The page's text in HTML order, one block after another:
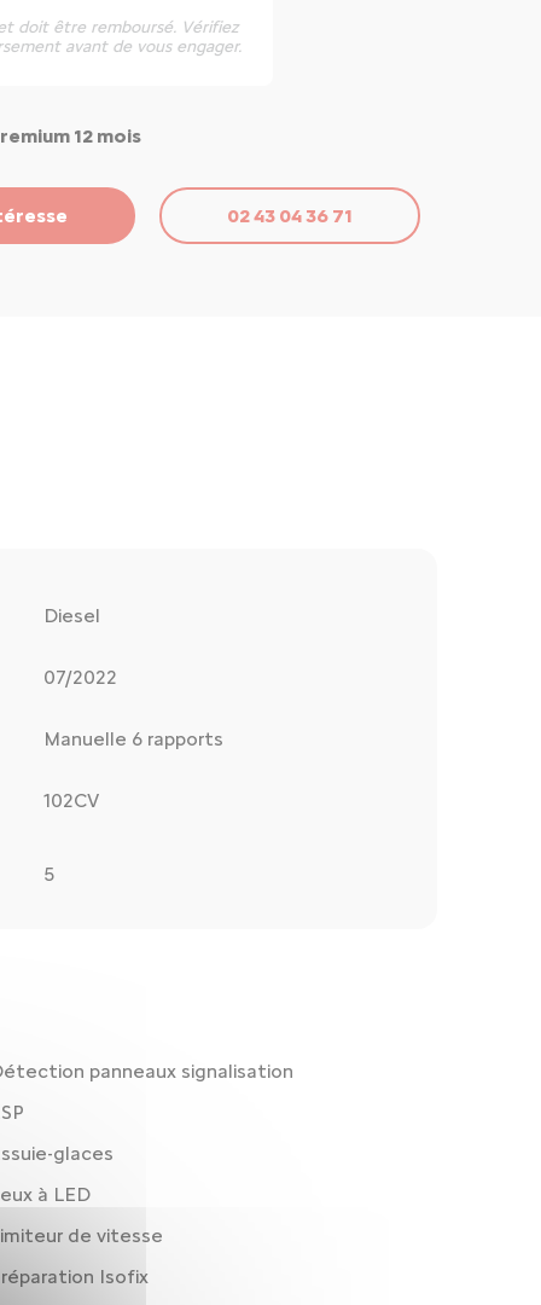
doit être remboursé. Vérifiez
avant de vous engager.
12 mois
02 43 04 36 71
Diesel
07/2022
Manuelle 6 rapports
102CV
5
panneaux signalisation
glaces
à LED
de vitesse
Isofix